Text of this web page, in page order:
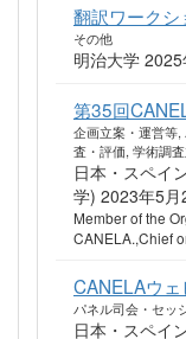
翻訳ワークシ
その他
明治大学
第35回
企画立案・運営等
査・評価, 学術調
日本・スペイ
学) 2023年5
Member of the
CANELA.,Chief
CANELAウェ
パネル司会・セッ
日本・スペイ